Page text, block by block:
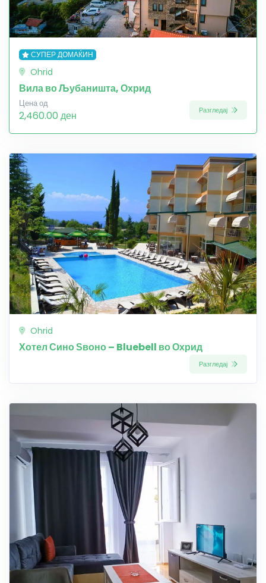
СУПЕР ДОМАЌИН
Ohrid
Вила во Љубаништа, Охрид
Цена од
2,460.00 ден Разгледај
Ohrid
Хотел Сино Ѕвоно – Bluebell во Охрид
Разгледај